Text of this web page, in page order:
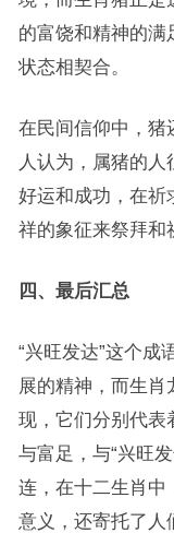
的富饶和精神的满
状态相契合。
在民间信仰中，猪
人认为，属猪的
好运和成功，在祈
祥的象征来祭拜和
四、最后汇总
“兴旺发达”这个成
展的精神，而生
现，它们分别代表
与富足，与“兴旺
连，在十二生肖中
意义，还寄托了人